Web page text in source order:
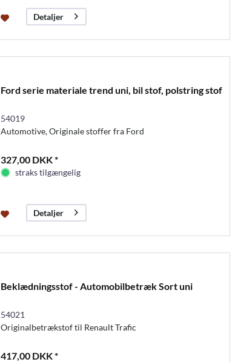
Detaljer
Ford serie materiale trend uni, bil stof, polstring stof
54019
Automotive, Originale stoffer fra Ford
327,00 DKK *
straks tilgængelig
Detaljer
Beklædningsstof - Automobilbetræk Sort uni
54021
Originalbetrækstof til Renault Trafic
417,00 DKK *